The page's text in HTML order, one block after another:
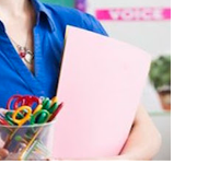
Não tem limites
pois… É nervoso
convívio no